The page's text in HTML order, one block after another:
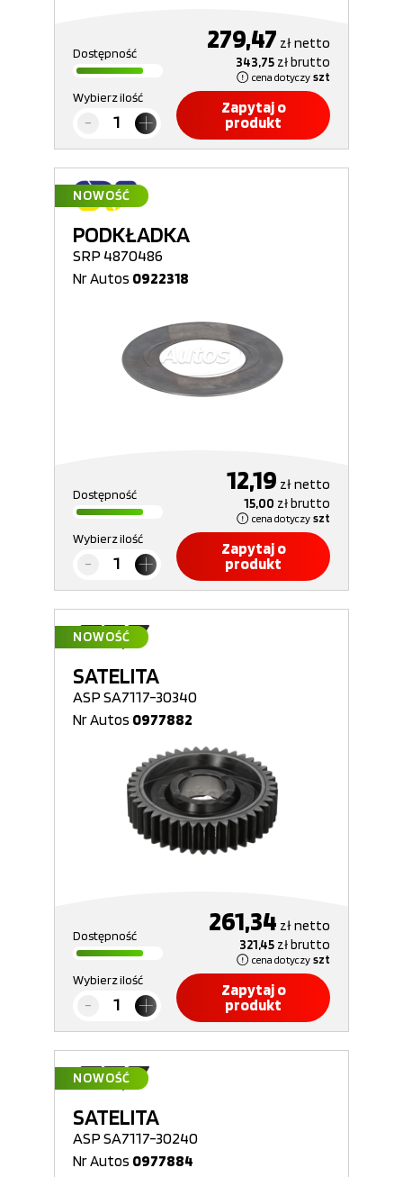
Dostępność 279,47 złnetto
343,75 złbrutto
cena dotyczy szt
Wybierz ilość
Zapytaj o
produkt
NOWOŚĆ
PODKŁADKA
SRP 4870486
Nr Autos 0922318
Dostępność 12,19 złnetto
15,00 złbrutto
cena dotyczy szt
Wybierz ilość
Zapytaj o
produkt
NOWOŚĆ
SATELITA
ASP SA7117-30340
Nr Autos 0977882
Dostępność 261,34 złnetto
321,45 złbrutto
cena dotyczy szt
Wybierz ilość
Zapytaj o
produkt
NOWOŚĆ
SATELITA
ASP SA7117-30240
Nr Autos 0977884